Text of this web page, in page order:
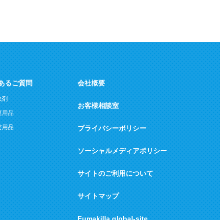
るご質問
剤
用品
用品
会社概要
お客様相談室
プライバシーポリシー
ソーシャルメディアポリシー
サイトのご利用について
サイトマップ